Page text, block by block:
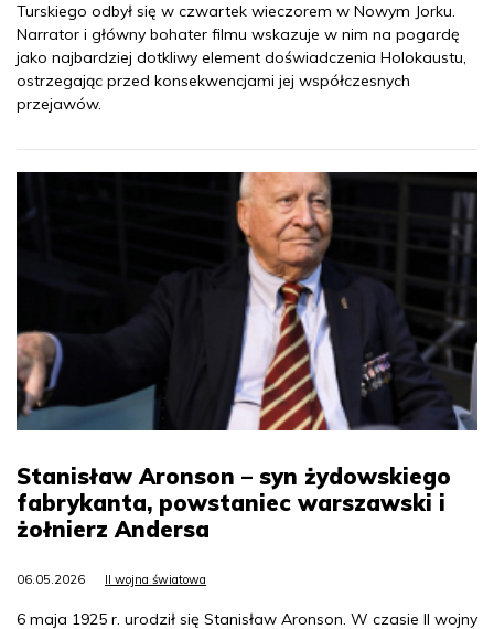
Turskiego odbył się w czwartek wieczorem w Nowym Jorku.
Narrator i główny bohater filmu wskazuje w nim na pogardę
jako najbardziej dotkliwy element doświadczenia Holokaustu,
ostrzegając przed konsekwencjami jej współczesnych
przejawów.
Stanisław Aronson – syn żydowskiego
fabrykanta, powstaniec warszawski i
żołnierz Andersa
06.05.2026 II wojna światowa
6 maja 1925 r. urodził się Stanisław Aronson. W czasie II wojny